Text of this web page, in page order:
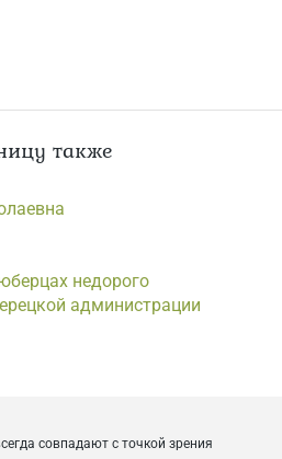
также
недорого
администрации
совпадают с точкой зрения